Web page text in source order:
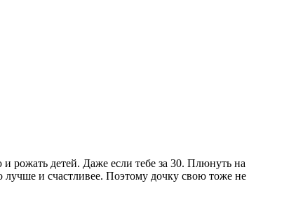
и рожать детей. Даже если тебе за 30. Плюнуть на
лучше и счастливее. Поэтому дочку свою тоже не